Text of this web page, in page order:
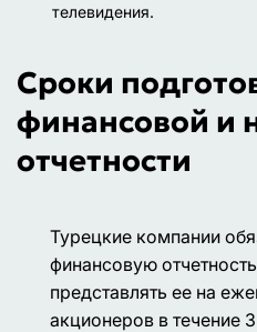
телевидения.
Сроки
финансовой и
отчетности
Турецкие компании
финансовую
представлять ее на
акционеров в течение